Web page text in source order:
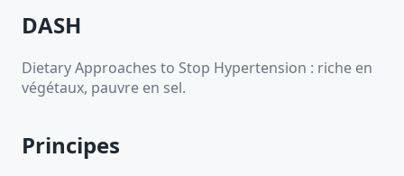
DASH
Dietary Approaches to Stop Hypertension : riche en
végétaux, pauvre en sel.
Principes